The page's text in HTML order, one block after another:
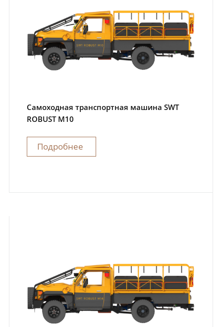
Самоходная транспортная машина SWT
ROBUST M10
Подробнее